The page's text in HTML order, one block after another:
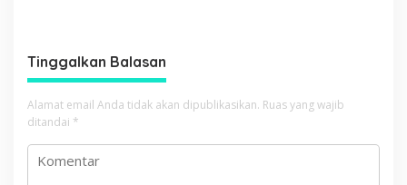
s
i
p
o
s
Tinggalkan Balasan
Alamat email Anda tidak akan dipublikasikan. Ruas yang wajib
ditandai *